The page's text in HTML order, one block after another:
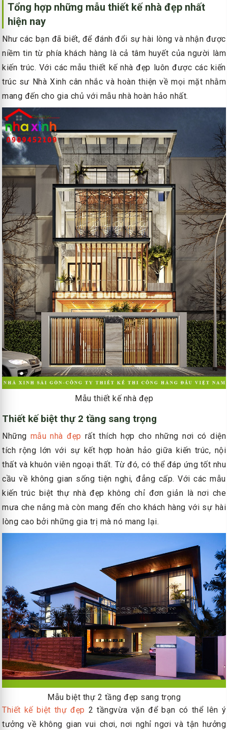
Tổng hợp những mẫu thiết kế nhà đẹp nhất
hiện nay
Như các bạn đã biết, để đánh đổi sự hài lòng và nhận được
niềm tin từ phía khách hàng là cả tâm huyết của người làm
kiến trúc. Với các mẫu thiết kế nhà đẹp luôn được các kiến
trúc sư Nhà Xinh cân nhắc và hoàn thiện về mọi mặt nhằm
mang đến cho gia chủ với mẫu nhà hoàn hảo nhất.
Mẫu thiết kế nhà đẹp
Thiết kế biệt thự 2 tầng sang trọng
Những mẫu nhà đẹp rất thích hợp cho những nơi có diện
tích rộng lớn với sự kết hợp hoàn hảo giữa kiến trúc, nội
thất và khuôn viên ngoại thất. Từ đó, có thể đáp ứng tốt nhu
cầu về không gian sống tiện nghi, đẳng cấp. Với các mẫu
kiến trúc biệt thự nhà đẹp không chỉ đơn giản là nơi che
mưa che nắng mà còn mang đến cho khách hàng với sự hài
lòng cao bởi những gia trị mà nó mang lại.
Mẫu biệt thự 2 tầng đẹp sang trọng
Thiết kế biệt thự đẹp 2 tầngvừa vặn để bạn có thể lên ý
tưởng về không gian vui chơi, nơi nghỉ ngơi và tận hưởng